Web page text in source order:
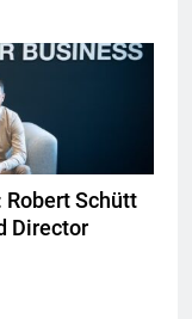
Robert Schütt
Director